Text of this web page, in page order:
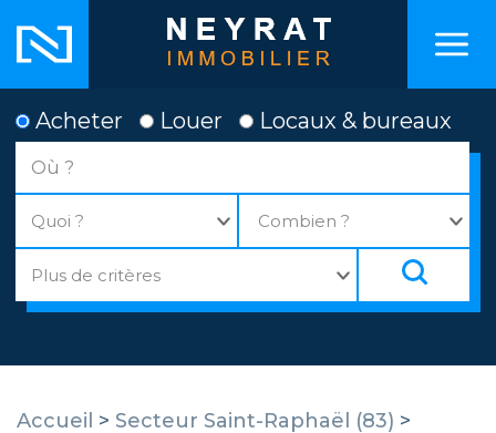
Acheter Louer Locaux & bureaux
Accueil > Secteur Saint-Raphaël (83) >